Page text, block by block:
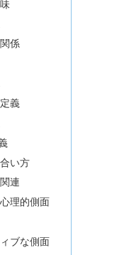
係
義
い方
連
理的側面
ブな側面